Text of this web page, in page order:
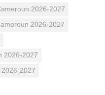
2026-2027
2026-2027
2026-2027
2027